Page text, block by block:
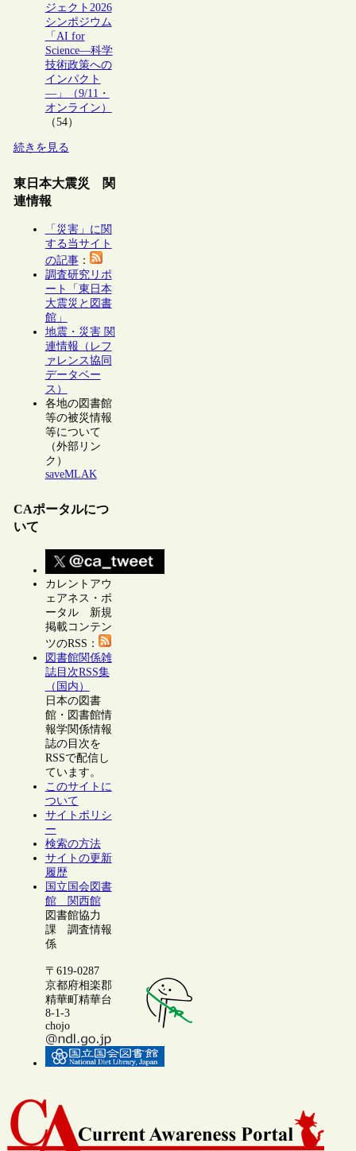
ジェクト2026
シンポジウム
「AI for
Science―科学
技術政策への
インパクト
―」（9/11・
オンライン）
（54）
続きを見る
東日本大震災 関
連情報
「災害」に関
する当サイト
の記事：
調査研究リポ
ート「東日本
大震災と図書
館」
地震・災害 関
連情報（レフ
ァレンス協同
データベー
ス）
各地の図書館
等の被災情報
等について
（外部リン
ク）
saveMLAK
CAポータルにつ
いて
カレントアウ
ェアネス・ポ
ータル 新規
掲載コンテン
ツのRSS：
図書館関係雑
誌目次RSS集
（国内）
日本の図書
館・図書館情
報学関係情報
誌の目次を
RSSで配信し
ています。
このサイトに
ついて
サイトポリシ
ー
検索の方法
サイトの更新
履歴
国立国会図書
館 関西館
図書館協力
課 調査情報
係
〒619-0287
京都府相楽郡
精華町精華台
8-1-3
chojo